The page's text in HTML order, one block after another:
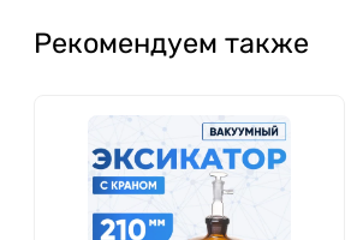
Рекомендуем также